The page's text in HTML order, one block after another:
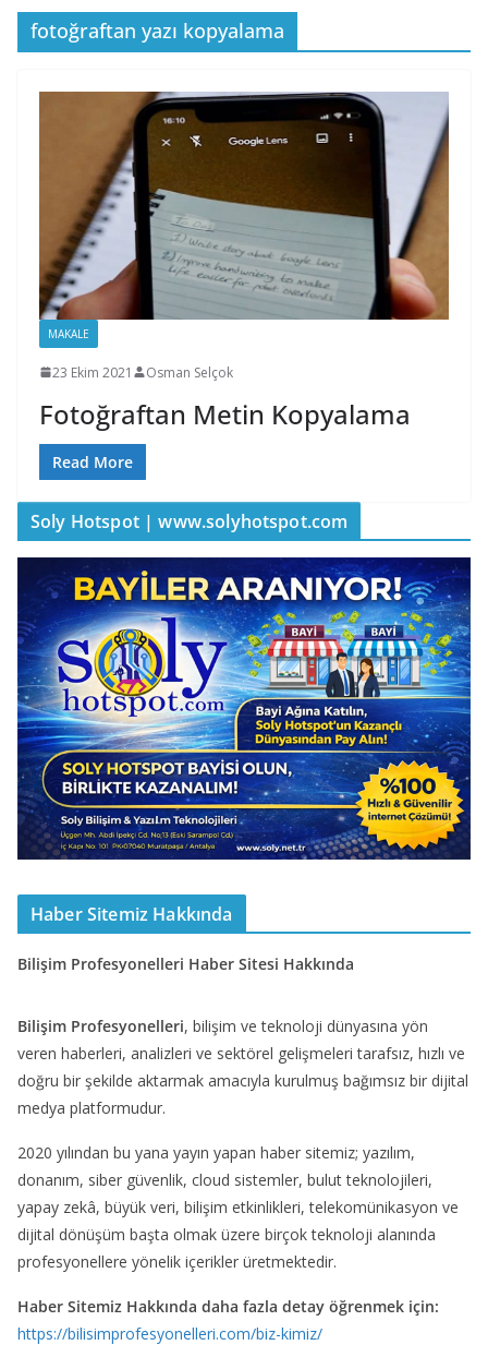
fotoğraftan yazı kopyalama
MAKALE
23 Ekim 2021 Osman Selçok
Fotoğraftan Metin Kopyalama
Read More
Soly Hotspot | www.solyhotspot.com
Haber Sitemiz Hakkında
Bilişim Profesyonelleri Haber Sitesi Hakkında
Bilişim Profesyonelleri, bilişim ve teknoloji dünyasına yön
veren haberleri, analizleri ve sektörel gelişmeleri tarafsız, hızlı ve
doğru bir şekilde aktarmak amacıyla kurulmuş bağımsız bir dijital
medya platformudur.
2020 yılından bu yana yayın yapan haber sitemiz; yazılım,
donanım, siber güvenlik, cloud sistemler, bulut teknolojileri,
yapay zekâ, büyük veri, bilişim etkinlikleri, telekomünikasyon ve
dijital dönüşüm başta olmak üzere birçok teknoloji alanında
profesyonellere yönelik içerikler üretmektedir.
Haber Sitemiz Hakkında daha fazla detay öğrenmek için:
https://bilisimprofesyonelleri.com/biz-kimiz/